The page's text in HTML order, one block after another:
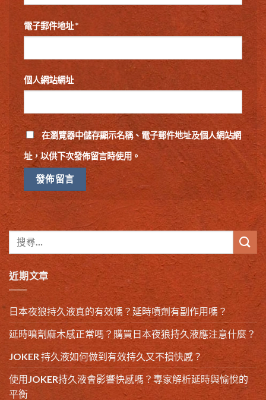
電子郵件地址*
個人網站網址
在瀏覽器中儲存顯示名稱、電子郵件地址及個人網站網
址，以供下次發佈留言時使用。
近期文章
日本夜狼持久液真的有效嗎？延時噴劑有副作用嗎？
延時噴劑麻木感正常嗎？購買日本夜狼持久液應注意什麼？
JOKER 持久液如何做到有效持久又不損快感？
使用JOKER持久液會影響快感嗎？專家解析延時與愉悅的
平衡